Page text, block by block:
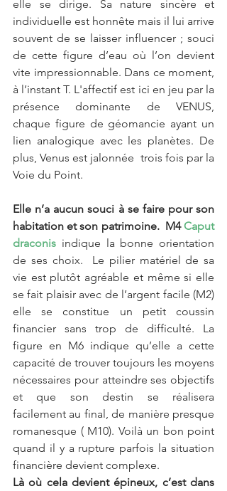
elle se dirige. Sa nature sincère et
individuelle est honnête mais il lui arrive
souvent de se laisser influencer ; souci
de cette figure d’eau où l’on devient
vite impressionnable. Dans ce moment,
à l’instant T. L'affectif est ici en jeu par la
présence dominante de VENUS,
chaque figure de géomancie ayant un
lien analogique avec les planètes. De
plus, Venus est jalonnée  trois fois par la
Voie du Point.
Elle n’a aucun souci à se faire pour son
habitation et son patrimoine.  M4 Caput
draconis indique la bonne orientation
de ses choix.  Le pilier matériel de sa
vie est plutôt agréable et même si elle
se fait plaisir avec de l’argent facile (M2)
elle se constitue un petit coussin
financier sans trop de difficulté. La
figure en M6 indique qu’elle a cette
capacité de trouver toujours les moyens
nécessaires pour atteindre ses objectifs
et que son destin se réalisera
facilement au final, de manière presque
romanesque ( M10). Voilà un bon point
quand il y a rupture parfois la situation
financière devient complexe.
Là où cela devient épineux, c’est dans